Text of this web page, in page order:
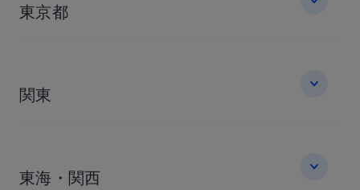
東京都
関東
東海・関西